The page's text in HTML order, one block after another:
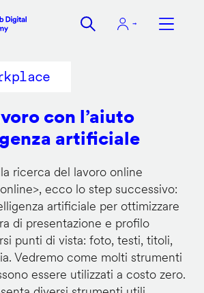
con l’aiuto
artificiale
ricerca del lavoro online
>, ecco lo step successivo:
artificiale per ottimizzare
di presentazione e profilo
punti di vista: foto, testi, titoli,
Vedremo come molti strumenti
essere utilizzati a costo zero.